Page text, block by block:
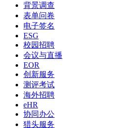
背景调查
表单问卷
电子签名
ESG
校园招聘
会议与直播
EOR
创新服务
测评考试
海外招聘
eHR
协同办公
猎头服务